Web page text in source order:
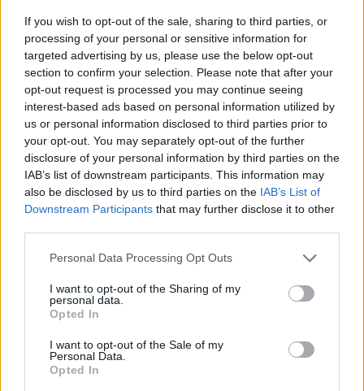
If you wish to opt-out of the sale, sharing to third parties, or
processing of your personal or sensitive information for
targeted advertising by us, please use the below opt-out
section to confirm your selection. Please note that after your
opt-out request is processed you may continue seeing
interest-based ads based on personal information utilized by
us or personal information disclosed to third parties prior to
your opt-out. You may separately opt-out of the further
disclosure of your personal information by third parties on the
IAB’s list of downstream participants. This information may
also be disclosed by us to third parties on the IAB’s List of
Downstream Participants that may further disclose it to other
Personal Data Processing Opt Outs
I want to opt-out of the Sharing of my
personal data.
Opted In
I want to opt-out of the Sale of my
Personal Data.
Opted In
Naročite se
Imaš novico, informacijo, fotografijo ali video, ki bi nas utegnila
zanimati? Najboljše nagradimo.
Pošlji
Moji Mediji d.o.o.
sobotainfo.com•mariborinfo.com•ptujinfo.com•pomurec.com
Vse pravice pridržane © 2026
Tematike
Slovenija
Svet
Politika
Prijavi se na cajtng